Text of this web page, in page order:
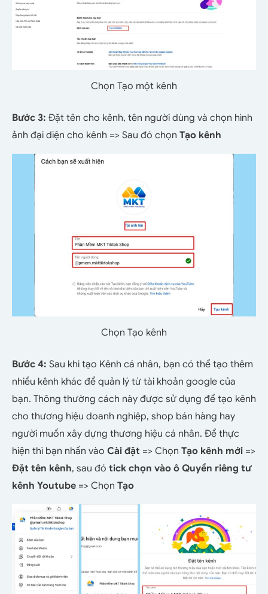
Chọn Tạo một kênh
Bước 3: Đặt tên cho kênh, tên người dùng và chọn hình
ảnh đại diện cho kênh => Sau đó chọn Tạo kênh
Chọn Tạo kênh
Bước 4: Sau khi tạo Kênh cá nhân, bạn có thể tạo thêm
nhiều kênh khác để quản lý từ tài khoản google của
bạn. Thông thường cách này được sử dụng để tạo kênh
cho thương hiệu doanh nghiệp, shop bán hàng hay
người muốn xây dựng thương hiệu cá nhân. Để thực
hiện thì bạn nhấn vào Cài đặt => Chọn Tạo kênh mới =>
Đặt tên kênh, sau đó tick chọn vào ô Quyền riêng tư
kênh Youtube => Chọn Tạo